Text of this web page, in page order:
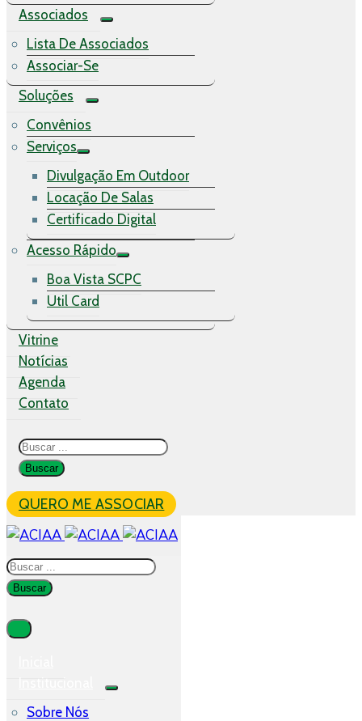
Associados
Lista De Associados
Associar-Se
Soluções
Convênios
Serviços
Divulgação Em Outdoor
Locação De Salas
Certificado Digital
Acesso Rápido
Boa Vista SCPC
Util Card
Vitrine
Notícias
Agenda
Contato
QUERO ME ASSOCIAR
Sobre Nós